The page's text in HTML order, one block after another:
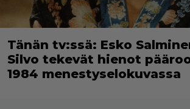
Tänän tv:ssä: Esko
Silvo tekevät hienot
1984 menestyselokuvassa